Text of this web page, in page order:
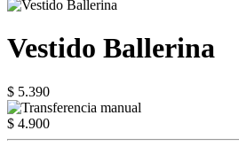
Vestido Ballerina
$ 5.390
$ 4.900